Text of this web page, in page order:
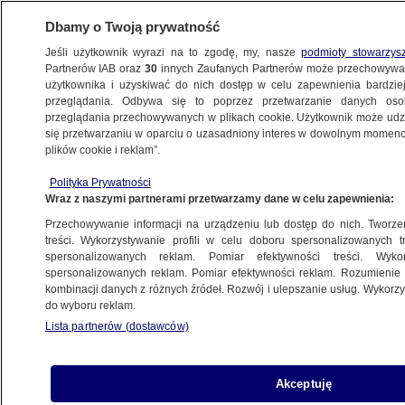
POZNAŃ
Dramat podczas zabawy w ogrodzie
Oprac.Rafał Molenda
23.05.2026, 10:50
Posłuchaj artykułu
Czyta lektor AI
Dbamy o Twoją prywatność
Jeśli użytkownik wyrazi na to zgodę, my, naszepodmioty
Partnerów IAB oraz30 innych Zaufanych Partnerów może
użytkownika i uzyskiwać do nich dostęp w celu zapewnienia
przeglądania. Odbywa się to poprzez przetwarzanie danych
przeglądania przechowywanych w plikach cookie. Użytkownik może
się przetwarzaniu w oparciu o uzasadniony interes w dowolnym
plików cookie i reklam”.
Polityka Prywatności
Wraz z naszymi partnerami przetwarzamy dane w celu zapewnienia:
Przechowywanie informacji na urządzeniu lub dostęp do nich.
treści. Wykorzystywanie profili w celu doboru spersonalizowanych
spersonalizowanych reklam. Pomiar efektywności treści.
spersonalizowanych reklam. Pomiar efektywności reklam.
kombinacji danych z różnych źródeł. Rozwój i ulepszanie usług.
do wyboru reklam.
Lista partnerów (dostawców)
Akceptuję